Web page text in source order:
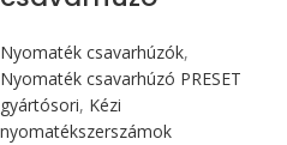
Nyomaték csavarhúzók,
Nyomaték csavarhúzó PRESET
gyártósori, Kézi
nyomatékszerszámok